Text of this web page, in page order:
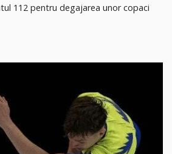
112 pentru degajarea unor copaci